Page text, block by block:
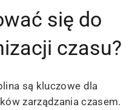
się do
czasu?
są kluczowe dla
zarządzania czasem.